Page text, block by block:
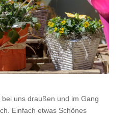
uns draußen und im Gang
Einfach etwas Schönes